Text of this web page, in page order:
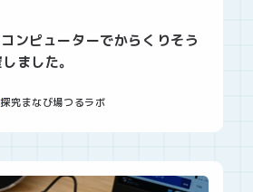
ピューターでからくりそう
ました。
探究まなび場つるラボ